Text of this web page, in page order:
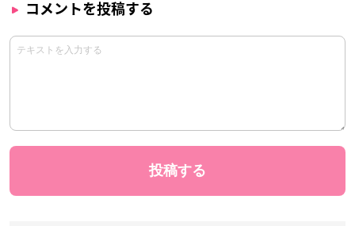
コメントを投稿する